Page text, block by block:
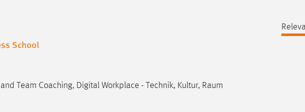
School
Team Coaching, Digital Workplace - Technik, Kultur, Raum
die gewählte